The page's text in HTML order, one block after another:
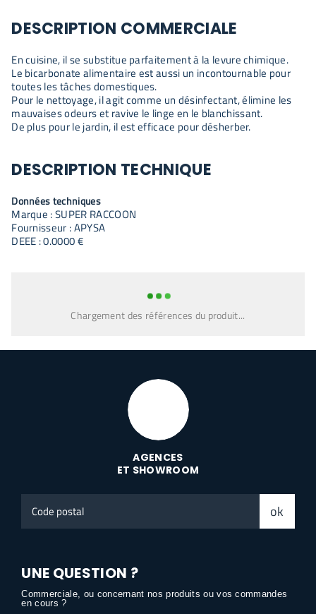
DESCRIPTION COMMERCIALE
En cuisine, il se substitue parfaitement à la levure chimique.
Le bicarbonate alimentaire est aussi un incontournable pour
toutes les tâches domestiques.
Pour le nettoyage, il agit comme un désinfectant, élimine les
mauvaises odeurs et ravive le linge en le blanchissant.
De plus pour le jardin, il est efficace pour désherber.
DESCRIPTION TECHNIQUE
Données techniques
Marque : SUPER RACCOON
Fournisseur : APYSA
DEEE : 0.0000 €
Chargement des références du produit...
AGENCES
ET SHOWROOM
postal
ok
UNE QUESTION ?
Commerciale, ou concernant nos produits ou vos commandes
en cours ?